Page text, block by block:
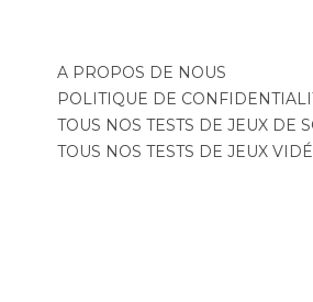
A PROPOS DE NOUS
POLITIQUE DE
TOUS NOS TESTS DE JEUX DE
TOUS NOS TESTS DE JEUX